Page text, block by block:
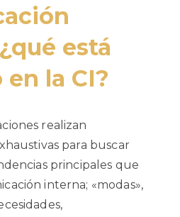
está
la CI?
realizan
para buscar
principales que
interna; «modas»,